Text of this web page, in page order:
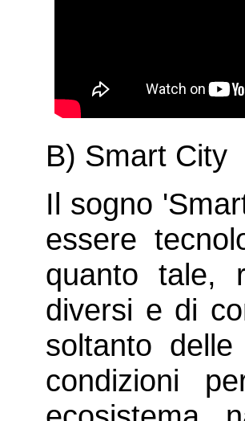
B) Smart City
Il sogno
essere
quanto tale,
diversi e di
soltanto
condizioni